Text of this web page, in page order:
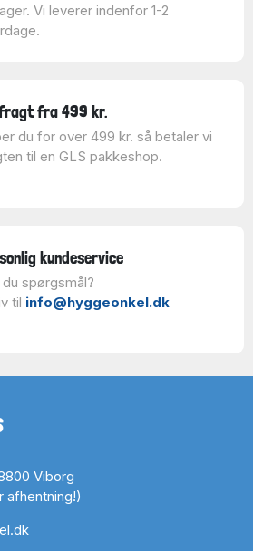
Vi leverer indenfor 1-2
fra 499 kr.
du for over 499 kr. så betaler vi
til en GLS pakkeshop.
kundeservice
du spørgsmål?
til info@hyggeonkel.dk
Viborg
afhentning!)